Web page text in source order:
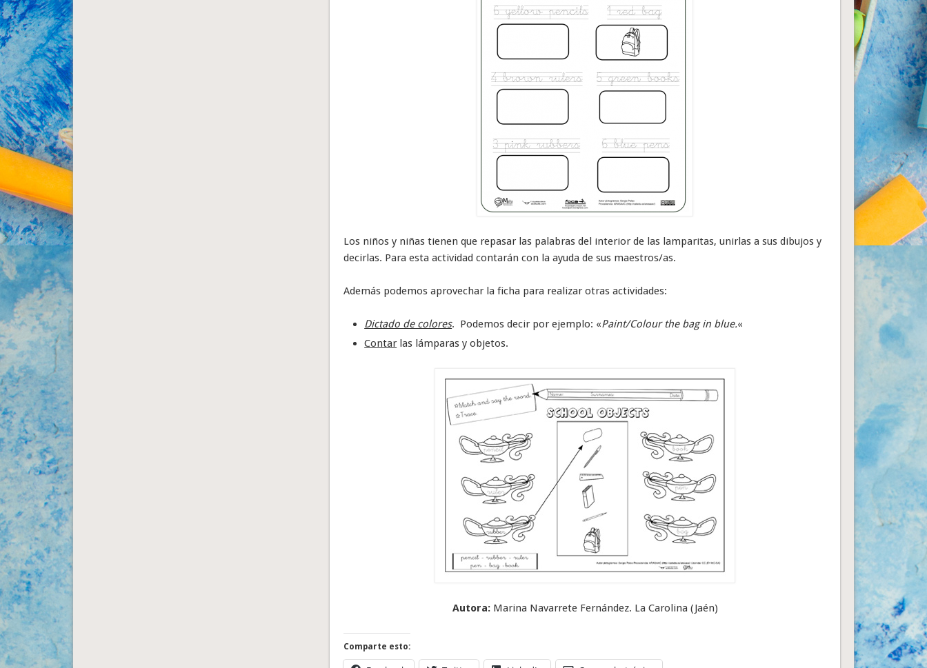
Los niños y niñas tienen que repasar las palabras del interior de las lamparitas, unirlas a sus dibujos y
decirlas. Para esta actividad contarán con la ayuda de sus maestros/as.
Además podemos aprovechar la ficha para realizar otras actividades:
Dictado de colores. Podemos decir por ejemplo: «Paint/Colour the bag in blue.«
Contar las lámparas y objetos.
Autora:Marina Navarrete Fernández. La Carolina (Jaén)
Comparte esto: